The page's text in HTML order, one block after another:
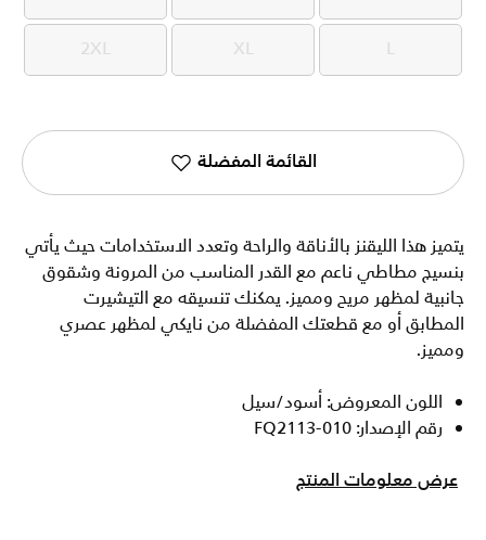
L
L
XL
XL
2XL
2XL
القائمة المفضلة
يتميز هذا الليقنز بالأناقة والراحة وتعدد الاستخدامات حيث يأتي
بنسيج مطاطي ناعم مع القدر المناسب من المرونة وشقوق
جانبية لمظهر مريح ومميز. يمكنك تنسيقه مع التيشيرت
المطابق أو مع قطعتك المفضلة من نايكي لمظهر عصري
ومميز.
اللون المعروض: أسود/سيل
رقم الإصدار: FQ2113-010
عرض معلومات المنتج